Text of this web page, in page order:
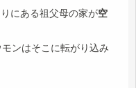
にある祖父母の家が空
ンはそこに転がり込み